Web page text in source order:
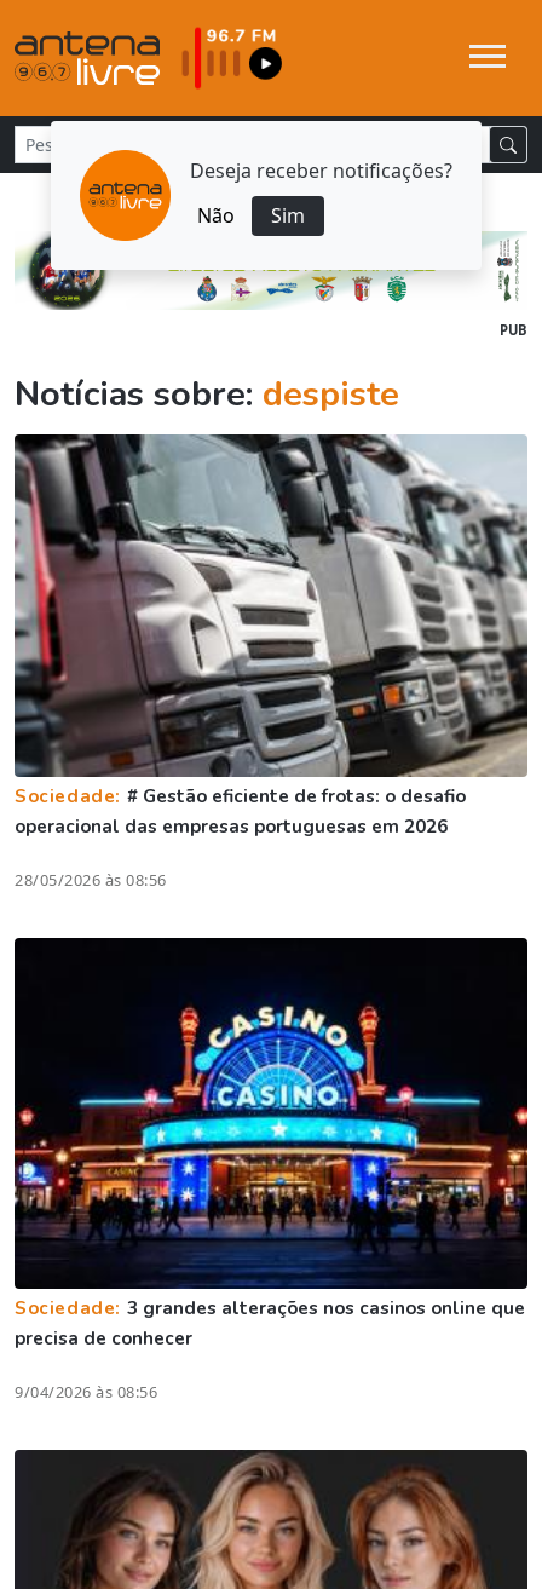
Deseja receber notificações?
Não
Sim
PUB
Notícias sobre: despiste
Sociedade: # Gestão eficiente de frotas: o desafio
operacional das empresas portuguesas em 2026
28/05/2026 às 08:56
Sociedade: 3 grandes alterações nos casinos online que
precisa de conhecer
9/04/2026 às 08:56